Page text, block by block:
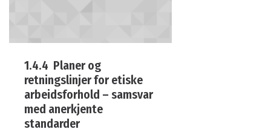
1.4.4 Planer og
retningslinjer for etiske
arbeidsforhold – samsvar
med anerkjente
standarder